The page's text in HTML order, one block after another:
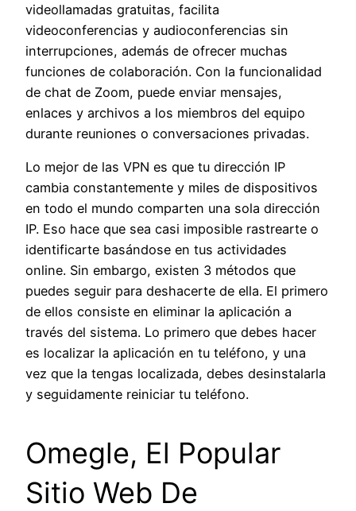
videollamadas gratuitas, facilita
videoconferencias y audioconferencias sin
interrupciones, además de ofrecer muchas
funciones de colaboración. Con la funcionalidad
de chat de Zoom, puede enviar mensajes,
enlaces y archivos a los miembros del equipo
durante reuniones o conversaciones privadas.
Lo mejor de las VPN es que tu dirección IP
cambia constantemente y miles de dispositivos
en todo el mundo comparten una sola dirección
IP. Eso hace que sea casi imposible rastrearte o
identificarte basándose en tus actividades
online. Sin embargo, existen 3 métodos que
puedes seguir para deshacerte de ella. El primero
de ellos consiste en eliminar la aplicación a
través del sistema. Lo primero que debes hacer
es localizar la aplicación en tu teléfono, y una
vez que la tengas localizada, debes desinstalarla
y seguidamente reiniciar tu teléfono.
Omegle, El Popular
Sitio Web De